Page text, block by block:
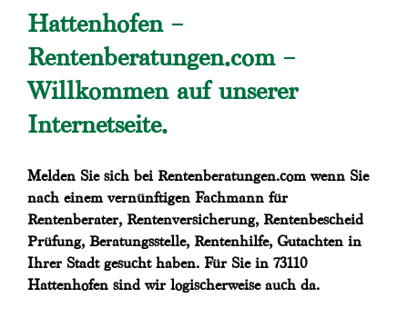
Hattenhofen –
Rentenberatungen.com –
Willkommen auf unserer
Internetseite.
Melden Sie sich bei Rentenberatungen.com wenn Sie
nach einem vernünftigen Fachmann für
Rentenberater, Rentenversicherung, Rentenbescheid
Prüfung, Beratungsstelle, Rentenhilfe, Gutachten in
Ihrer Stadt gesucht haben. Für Sie in 73110
Hattenhofen sind wir logischerweise auch da.